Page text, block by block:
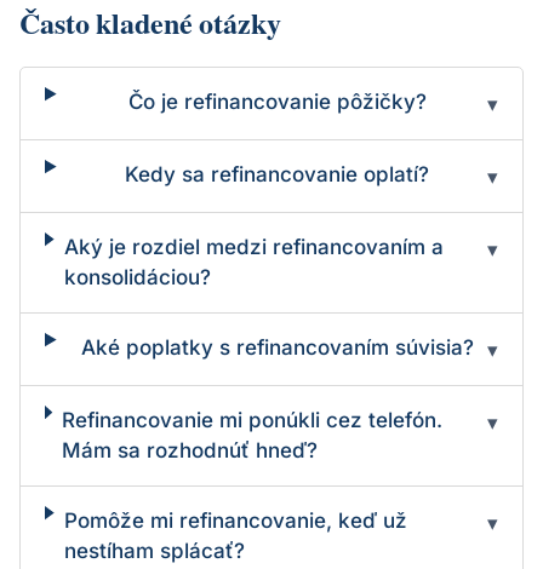
Často kladené otázky
Čo je refinancovanie pôžičky? ▾
Kedy sa refinancovanie oplatí? ▾
Aký je rozdiel medzi refinancovaním a
konsolidáciou?
▾
Aké poplatky s refinancovaním súvisia? ▾
Refinancovanie mi ponúkli cez telefón.
Mám sa rozhodnúť hneď?
▾
Pomôže mi refinancovanie, keď už
nestíham splácať?
▾